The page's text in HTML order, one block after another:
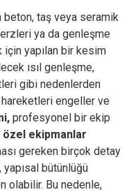
beton, taş veya seramik
ya da genleşme
için yapılan bir kesim
ısıl genleşme,
gibi nedenlerden
engeller ve
profesyonel bir ekip
özel ekipmanlar
gereken birçok detay
yapısal bütünlüğü
olabilir. Bu nedenle,